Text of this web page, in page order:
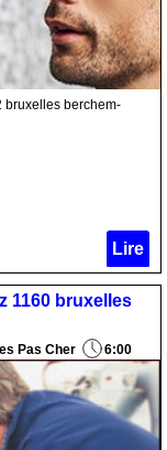
bruxelles berchem-
Lire
1160 bruxelles
Pas Cher 6:00